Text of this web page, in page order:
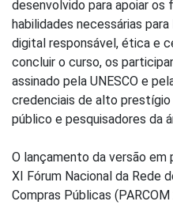
desenvolvido para apoiar os
habilidades necessárias
digital responsável, ética e
concluir o curso, os
assinado pela UNESCO e
credenciais de alto
público e pesquisadores da
O lançamento da versão
XI Fórum Nacional da Rede
Compras Públicas